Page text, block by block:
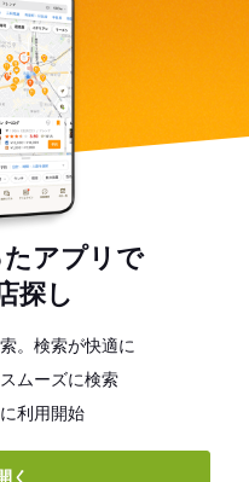
アプリで
探し
。検索が快適に
ムーズに検索
利用開始
く